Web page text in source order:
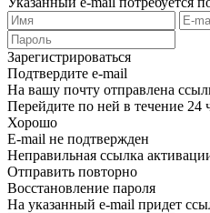
Зарегистрироваться
Подтвердите e-mail
На вашу почту отправлена
Перейдите по ней в течение 24
Хорошо
E-mail не подтвержден
Неправильная ссылка
Отправить повторно
Восстановление пароля
На указанный e-mail придет